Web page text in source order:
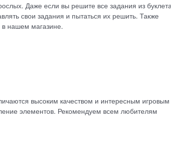
Даже если вы решите все задания из
свои задания и пытаться их решить. Также
в нашем магазине.
высоким качеством и интересным игровым
элементов. Рекомендуем всем любителям